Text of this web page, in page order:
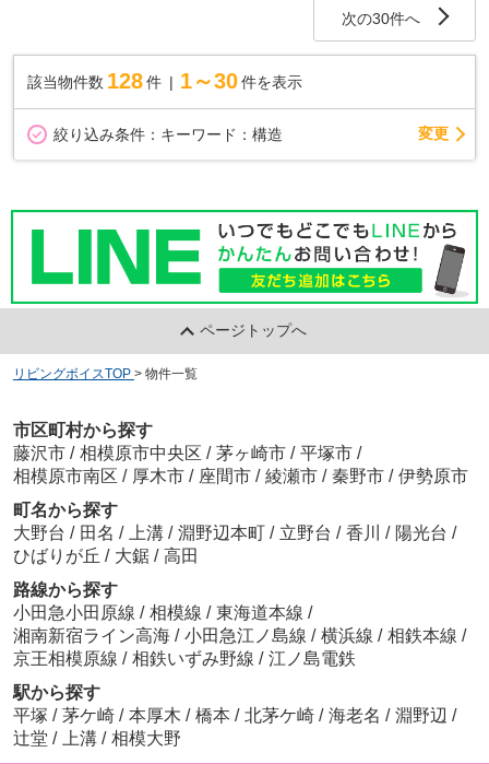
次の30件へ
該当物件数 128件 1～30 件を表示
絞り込み条件： キーワード：構造 変更
ページトップへ
リビングボイスTOP > 物件一覧
市区町村から探す
藤沢市 / 相模原市中央区 / 茅ヶ崎市 / 平塚市 /
相模原市南区 / 厚木市 / 座間市 / 綾瀬市 / 秦野市 / 伊勢原市
町名から探す
大野台 / 田名 / 上溝 / 淵野辺本町 / 立野台 / 香川 / 陽光台 /
ひばりが丘 / 大鋸 / 高田
路線から探す
小田急小田原線 / 相模線 / 東海道本線 /
湘南新宿ライン高海 / 小田急江ノ島線 / 横浜線 / 相鉄本線 /
京王相模原線 / 相鉄いずみ野線 / 江ノ島電鉄
駅から探す
平塚 / 茅ケ崎 / 本厚木 / 橋本 / 北茅ケ崎 / 海老名 / 淵野辺 /
辻堂 / 上溝 / 相模大野